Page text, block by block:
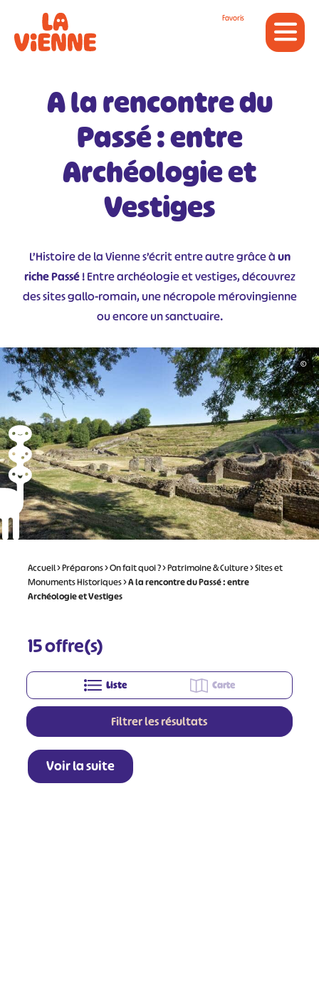
Favoris
A la rencontre du
Passé : entre
Archéologie et
Vestiges
L’Histoire de la Vienne s’écrit entre autre grâce àun
riche Passé! Entre archéologie et vestiges, découvrez
des sites gallo-romain, une nécropole mérovingienne
ou encore un sanctuaire.
©
Accueil>Préparons>On fait quoi ?>Patrimoine & Culture>Sites et
Monuments Historiques>A la rencontre du Passé : entre
Archéologie et Vestiges
15offre(s)
Liste Carte
Filtrer les résultats
Voir la suite
+